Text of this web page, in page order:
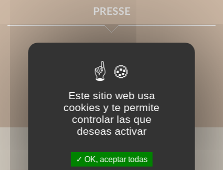
PRESSE
LIVRES ASSOCIÉS
Este sitio web usa
cookies y te permite
controlar las que
deseas activar
OK, aceptar todas